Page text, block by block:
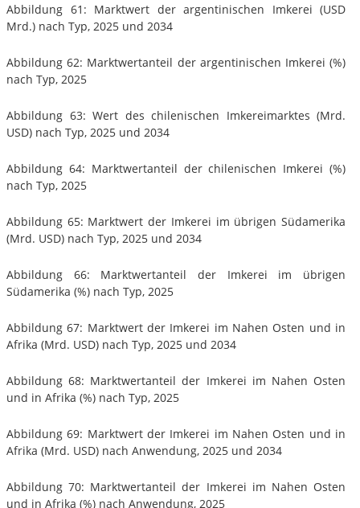
Abbildung 61: Marktwert der argentinischen Imkerei (USD
Mrd.) nach Typ, 2025 und 2034
Abbildung 62: Marktwertanteil der argentinischen Imkerei (%)
nach Typ, 2025
Abbildung 63: Wert des chilenischen Imkereimarktes (Mrd.
USD) nach Typ, 2025 und 2034
Abbildung 64: Marktwertanteil der chilenischen Imkerei (%)
nach Typ, 2025
Abbildung 65: Marktwert der Imkerei im übrigen Südamerika
(Mrd. USD) nach Typ, 2025 und 2034
Abbildung 66: Marktwertanteil der Imkerei im übrigen
Südamerika (%) nach Typ, 2025
Abbildung 67: Marktwert der Imkerei im Nahen Osten und in
Afrika (Mrd. USD) nach Typ, 2025 und 2034
Abbildung 68: Marktwertanteil der Imkerei im Nahen Osten
und in Afrika (%) nach Typ, 2025
Abbildung 69: Marktwert der Imkerei im Nahen Osten und in
Afrika (Mrd. USD) nach Anwendung, 2025 und 2034
Abbildung 70: Marktwertanteil der Imkerei im Nahen Osten
und in Afrika (%) nach Anwendung, 2025